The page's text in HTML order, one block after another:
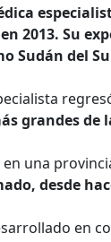
2013. Su
Sudán del
grandes de
una
desde
en